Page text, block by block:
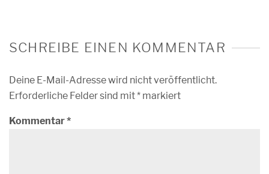
SCHREIBE EINEN KOMMENTAR
Deine E-Mail-Adresse wird nicht veröffentlicht.
Erforderliche Felder sind mit* markiert
Kommentar*